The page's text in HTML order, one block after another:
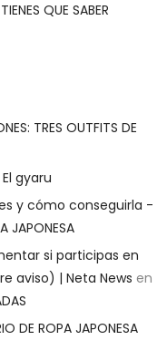
QUE SABER
TRES OUTFITS DE
gyaru
y cómo conseguirla -
JAPONESA
si participas en
aviso) | Neta News en
DE ROPA JAPONESA